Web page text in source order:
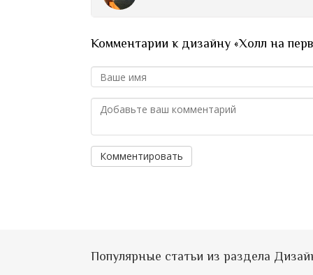
Комментарии к дизайну «Холл на
Комментировать
Популярные статьи из раздела